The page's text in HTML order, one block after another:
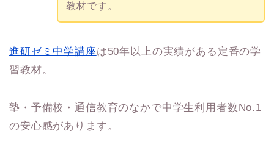
教材です。
進研ゼミ中学講座は50年以上の実績がある定番の学
習教材。
塾・予備校・通信教育のなかで中学生利用者数No.1
の安心感があります。